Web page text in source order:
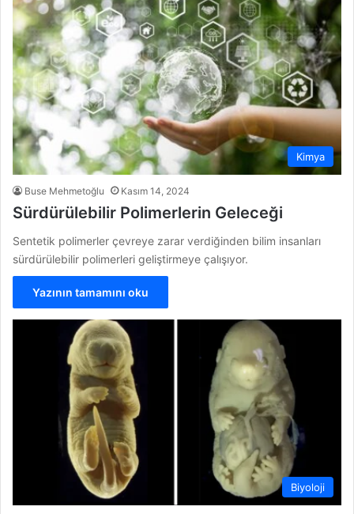
Kimya
Buse Mehmetoğlu Kasım 14, 2024
Sürdürülebilir Polimerlerin Geleceği
Sentetik polimerler çevreye zarar verdiğinden bilim insanları
sürdürülebilir polimerleri geliştirmeye çalışıyor.
Yazının tamamını oku
Biyoloji